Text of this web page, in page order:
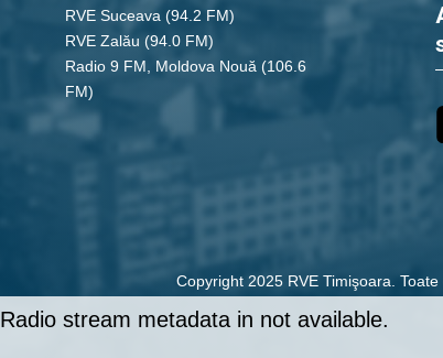
RVE Suceava (94.2 FM)
RVE Zalău (94.0 FM)
Radio 9 FM, Moldova Nouă (106.6
FM)
Copyright 2025 RVE Timişoara.
Radio stream metadata in not available.